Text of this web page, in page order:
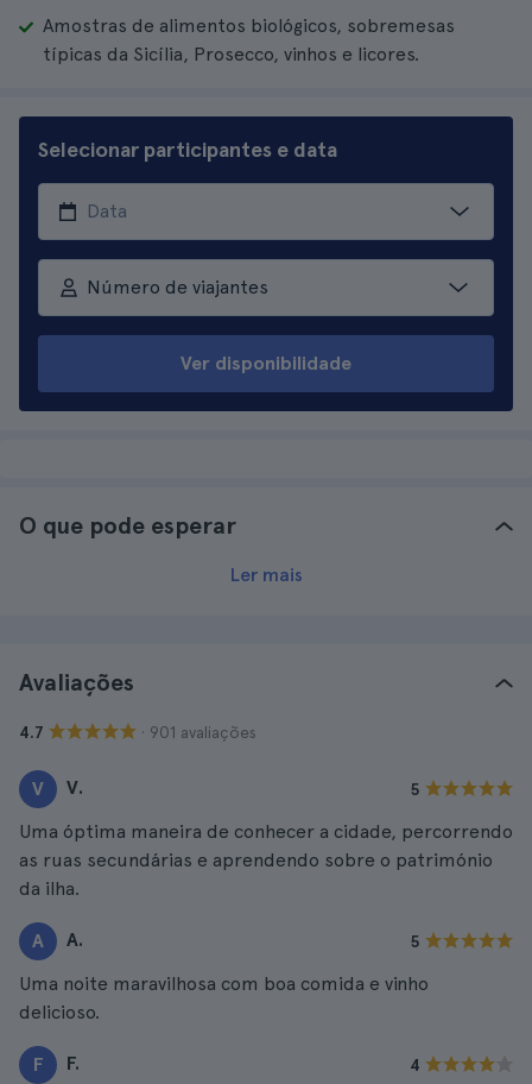
Amostras de alimentos biológicos, sobremesas
típicas da Sicília, Prosecco, vinhos e licores.
Selecionar participantes e data
Número de viajantes
Ver disponibilidade
O que pode esperar
Ler mais
Avaliações
4.7 · 901 avaliações
V V. 5
Uma óptima maneira de conhecer a cidade, percorrendo
as ruas secundárias e aprendendo sobre o património
da ilha.
A A. 5
Uma noite maravilhosa com boa comida e vinho
delicioso.
F F. 4